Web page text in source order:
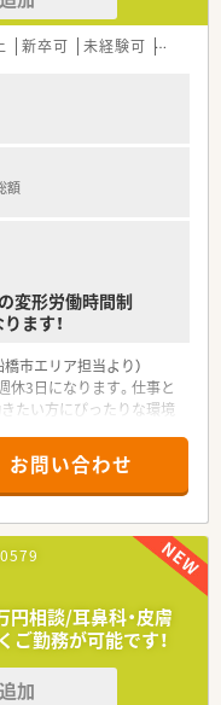
を中心にドラッグストア
定した基盤を持つ法人で
連続で認定されており、
りに全社で取り組んでい
業が明確にされており、薬
務に専念できる仕組みで
、勤続10年以上のベテラ
感のある職場環境です。
ステムなど最新機器が全
を防ぐ安心の体制です。
力し合う文化が根付いて
新卒可 未経験可 ブラン
額
変形労働時間制
ます！
市エリア担当より）
3日になります。仕事と
たい方にぴったりな環境
にあり、通勤における
す。
をはじめとする複数科目
。
業務にも対応しており、
。
ことができます（運転は
合わせ下さい）
お問い合わせ
相談/耳鼻科・皮膚
勤務が可能です！
加